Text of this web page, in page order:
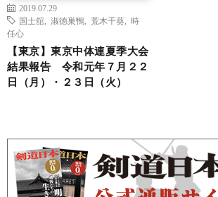
2019.07.29
国士舘
淑徳巣鴨 荒木千葵
時
任心
【東京】東京中体連夏季大会
結果報告 令和元年７月２２
日（月）・２３日（火）